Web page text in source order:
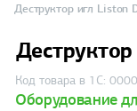
Деструктор игл Liston
Код товара в 1С:
Оборудование